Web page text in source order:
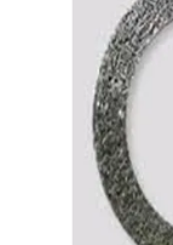
गोपनीयता